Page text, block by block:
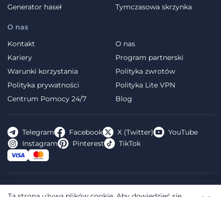
O nas
Kontakt
O nas
Kariery
Program partnerski
Warunki korzystania
Polityka zwrotów
Polityka prywatności
Polityka Lite VPN
Centrum Pomocy 24/7
Blog
Generator haseł
Tymczasowa skrzynka
Telegram Facebook X (Twitter)
YouTube
Instagram
Pinterest TikTok